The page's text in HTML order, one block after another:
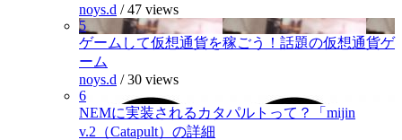
noys.d /47 views
5
ゲームして仮想通貨を稼ごう！話題の仮想通貨ゲ
ーム
noys.d /30 views
6
NEMに実装されるカタパルトって？「mijin
v.2（Catapult）の詳細